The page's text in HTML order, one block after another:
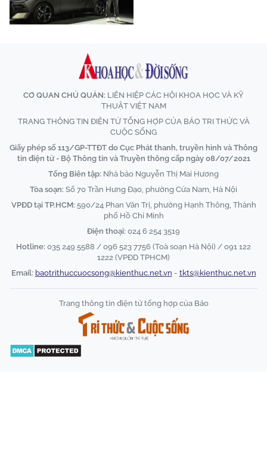
CƠ QUAN CHỦ QUẢN: LIÊN HIỆP CÁC HỘI KHOA HỌC VÀ KỸ
THUẬT VIỆT NAM
TRANG THÔNG TIN ĐIỆN TỬ TỔNG HỢP CỦA BÁO TRI THỨC VÀ
CUỘC SỐNG
Giấy phép số 113/GP-TTĐT do Cục Phát thanh, truyền hình và Thông
tin điện tử - Bộ Thông tin và Truyền thông cấp ngày 08/07/2021
Tổng Biên tập: Nhà báo Nguyễn Thị Mai Hương
Tòa soạn: Số 70 Trần Hưng Đạo, phường Cửa Nam, Hà Nội
VPĐD tại TP.HCM: 590/24 Phan Văn Trị, phường Hạnh Thông, Thành
phố Hồ Chí Minh
Điện thoại: 024 6 254 3519
Hotline: 035 249 5588 / 096 523 7756 (Toà soạn Hà Nội) / 091 122
1222 (VPĐD TPHCM)
Email: baotrithuccuocsong@kienthuc.net.vn - tkts@kienthuc.net.vn
Trang thông tin điện tử tổng hợp của Báo